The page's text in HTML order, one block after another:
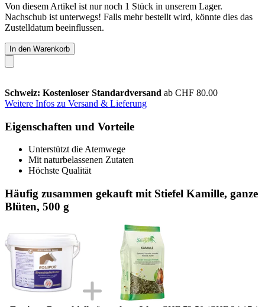
Von diesem Artikel ist nur noch 1 Stück in unserem Lager.
Nachschub ist unterwegs! Falls mehr bestellt wird, könnte dies das
Zustelldatum beeinflussen.
In den Warenkorb
Schweiz: Kostenloser Standardversand ab CHF 80.00
Weitere Infos zu Versand & Lieferung
Eigenschaften und Vorteile
Unterstützt die Atemwege
Mit naturbelassenen Zutaten
Höchste Qualität
Häufig zusammen gekauft mit Stiefel Kamille, ganze
Blüten, 500 g